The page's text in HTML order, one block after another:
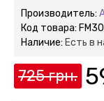
Производитель:
Код товара: FM30
Наличие: Есть в
725 грн.